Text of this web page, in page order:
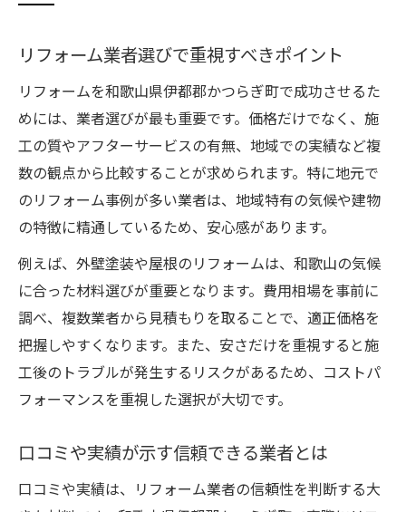
リフォーム業者選びで重視すべきポイント
リフォームを和歌山県伊都郡かつらぎ町で成功させるた
めには、業者選びが最も重要です。価格だけでなく、施
工の質やアフターサービスの有無、地域での実績など複
数の観点から比較することが求められます。特に地元で
のリフォーム事例が多い業者は、地域特有の気候や建物
の特徴に精通しているため、安心感があります。
例えば、外壁塗装や屋根のリフォームは、和歌山の気候
に合った材料選びが重要となります。費用相場を事前に
調べ、複数業者から見積もりを取ることで、適正価格を
把握しやすくなります。また、安さだけを重視すると施
工後のトラブルが発生するリスクがあるため、コストパ
フォーマンスを重視した選択が大切です。
口コミや実績が示す信頼できる業者とは
口コミや実績は、リフォーム業者の信頼性を判断する大